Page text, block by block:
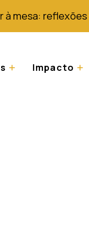
à mesa: reflexões
Impacto